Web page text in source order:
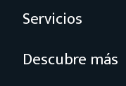
Servicios
Descubre más